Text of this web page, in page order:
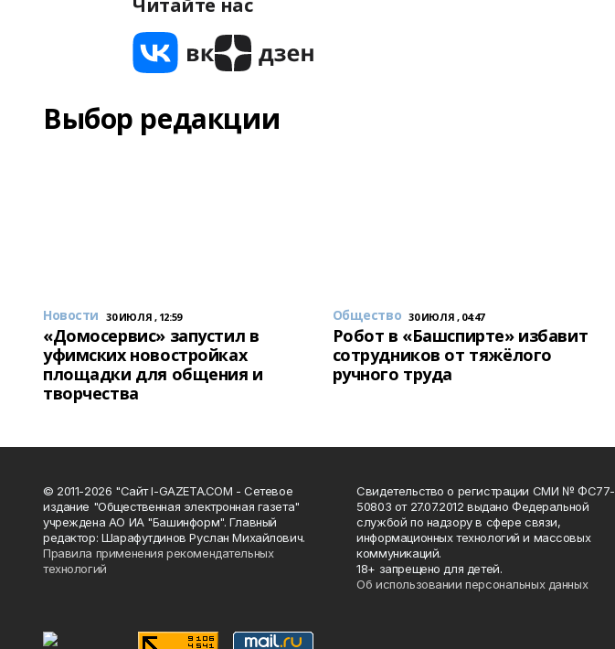
Читайте нас
Выбор редакции
Новости 30 ИЮЛЯ , 12:59
«Домосервис» запустил в
уфимских новостройках
площадки для общения и
творчества
Общество 30 ИЮЛЯ , 04:47
Робот в «Башспирте» избавит
сотрудников от тяжёлого
ручного труда
© 2011-2026 "Сайт I-GAZETA.COM - Сетевое
издание "Общественная электронная газета"
учреждена АО ИА "Башинформ". Главный
редактор: Шарафутдинов Руслан Михайлович.
Правила применения рекомендательных
технологий
Свидетельство о регистрации СМИ № ФС77-
50803 от 27.07.2012 выдано Федеральной
службой по надзору в сфере связи,
информационных технологий и массовых
коммуникаций.
18+ запрещено для детей.
Об использовании персональных данных